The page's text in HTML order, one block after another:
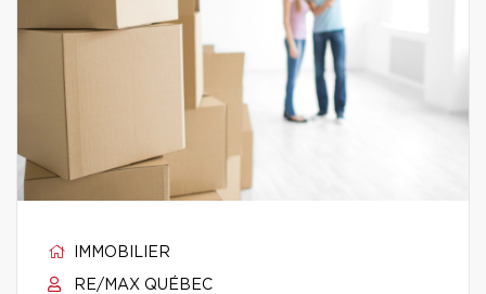
IMMOBILIER
RE/MAX QUÉBEC